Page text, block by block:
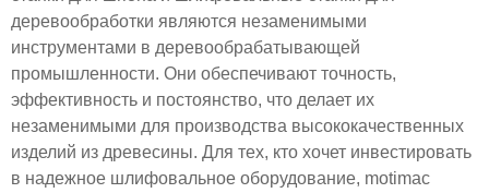
деревообработки являются незаменимыми
инструментами в деревообрабатывающей
промышленности. Они обеспечивают точность,
эффективность и постоянство, что делает их
незаменимыми для производства высококачественных
изделий из древесины. Для тех, кто хочет инвестировать
в надежное шлифовальное оборудование, motimac